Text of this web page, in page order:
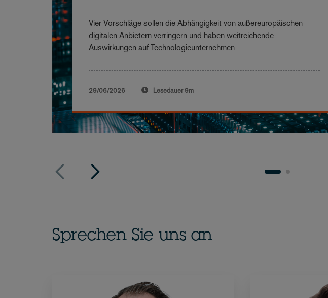
Vier Vorschläge sollen die Abhängigkeit von außereuropäischen
digitalen Anbietern verringern und haben weitreichende
Auswirkungen auf Technologieunternehmen
29/06/2026 Lesedauer 9m
Sprechen Sie uns an